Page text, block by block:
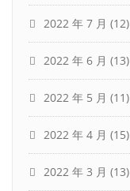
2022 年 7 月 (12)
2022 年 6 月 (13)
2022 年 5 月 (11)
2022 年 4 月 (15)
2022 年 3 月 (13)